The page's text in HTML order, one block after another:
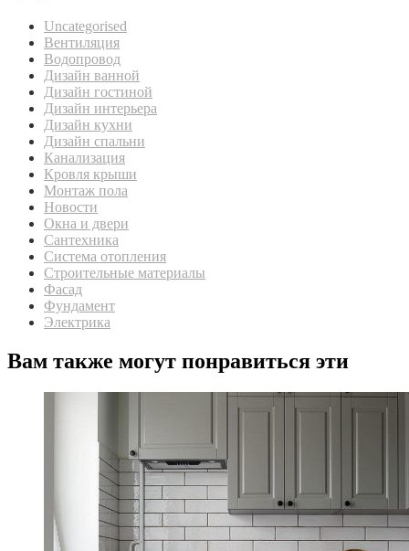
Uncategorised
Вентиляция
Водопровод
Дизайн ванной
Дизайн гостиной
Дизайн интерьера
Дизайн кухни
Дизайн спальни
Канализация
Кровля крыши
Монтаж пола
Новости
Окна и двери
Сантехника
Система отопления
Строительные материалы
Фасад
Фундамент
Электрика
Вам также могут понравиться эти